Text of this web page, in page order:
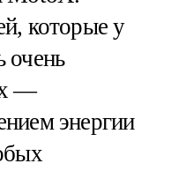
которые у
очень
—
энергии